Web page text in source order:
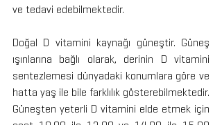
ve tedavi edebilmektedir.
Doğal D vitamini kaynağı güneştir. Güneş
ışınlarına bağlı olarak, derinin D vitamini
sentezlemesi dünyadaki konumlara göre ve
hatta yaş ile bile farklılık gösterebilmektedir.
Güneşten yeterli D vitamini elde etmek için